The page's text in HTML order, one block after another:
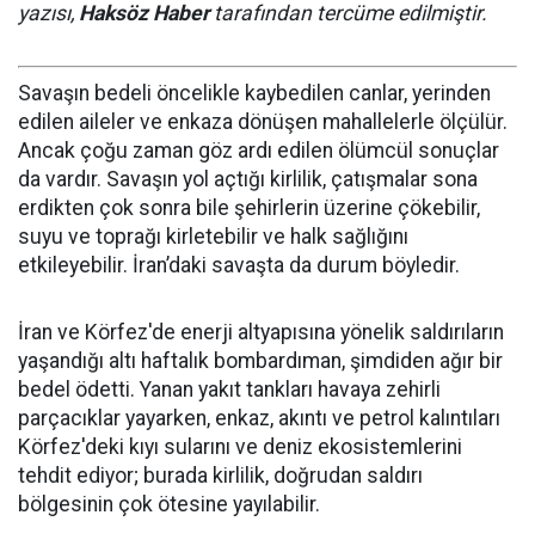
yazısı, Haksöz Habertarafından tercüme edilmiştir.
Savaşın bedeli öncelikle kaybedilen canlar, yerinden
edilen aileler ve enkaza dönüşen mahallelerle ölçülür.
Ancak çoğu zaman göz ardı edilen ölümcül sonuçlar
da vardır. Savaşın yol açtığı kirlilik, çatışmalar sona
erdikten çok sonra bile şehirlerin üzerine çökebilir,
suyu ve toprağı kirletebilir ve halk sağlığını
etkileyebilir. İran’daki savaşta da durum böyledir.
İran ve Körfez'de enerji altyapısına yönelik saldırıların
yaşandığı altı haftalık bombardıman, şimdiden ağır bir
bedel ödetti. Yanan yakıt tankları havaya zehirli
parçacıklar yayarken, enkaz, akıntı ve petrol kalıntıları
Körfez'deki kıyı sularını ve deniz ekosistemlerini
tehdit ediyor; burada kirlilik, doğrudan saldırı
bölgesinin çok ötesine yayılabilir.